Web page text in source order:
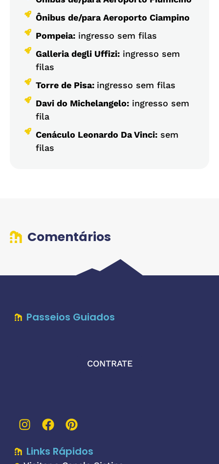
Ônibus de/para Aeroporto Ciampino
Pompeia:ingresso sem filas
Galleria degli Uffizi:ingresso sem
filas
Torre de Pisa: ingresso sem filas
Davi do Michelangelo:ingresso sem
fila
Cenáculo Leonardo Da Vinci:sem
filas
Comentários
Passeios Guiados
CONTRATE
Links Rápidos